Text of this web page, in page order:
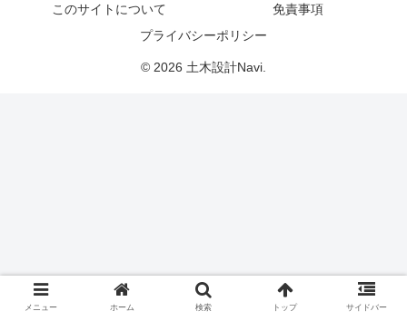
このサイトについて
免責事項
プライバシーポリシー
© 2026 土木設計Navi.
メニュー ホーム 検索 トップ サイドバー